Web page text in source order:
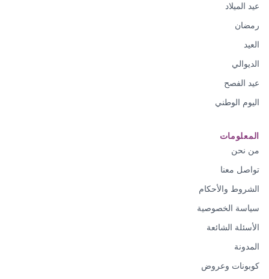
عيد الميلاد
رمضان
العيد
الديوالي
عيد الفصح
اليوم الوطني
المعلومات
من نحن
تواصل معنا
الشروط والأحكام
سياسة الخصوصية
الأسئلة الشائعة
المدونة
كوبونات وعروض